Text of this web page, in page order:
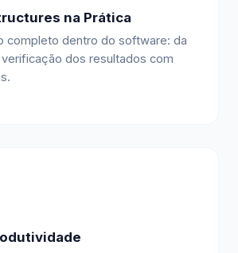
na Prática
completo dentro do software: da
dos resultados com